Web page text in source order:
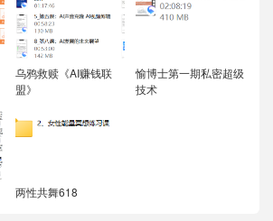
乌鸦救赎《AI赚钱联
盟》
愉博士第一期私密超级
技术
两性共舞618